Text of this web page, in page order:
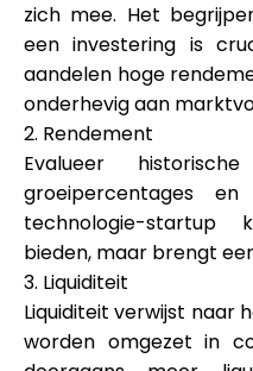
zich mee. Het
een investering is
aandelen hoge
onderhevig aan
2. Rendement
Evalueer
groeipercentages en
technologie-startup
bieden, maar brengt
3. Liquiditeit
Liquiditeit verwijst naar
worden omgezet in